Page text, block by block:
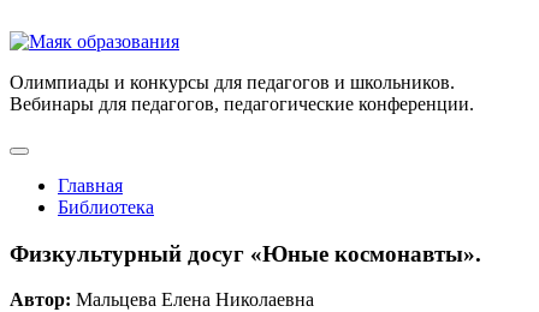
Олимпиады и конкурсы для педагогов и школьников.
Вебинары для педагогов, педагогические конференции.
Главная
Библиотека
Физкультурный досуг «Юные космонавты».
Автор: Мальцева Елена Николаевна